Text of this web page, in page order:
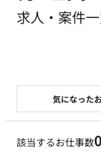
求人・案件
該当するお仕事数0
気になった